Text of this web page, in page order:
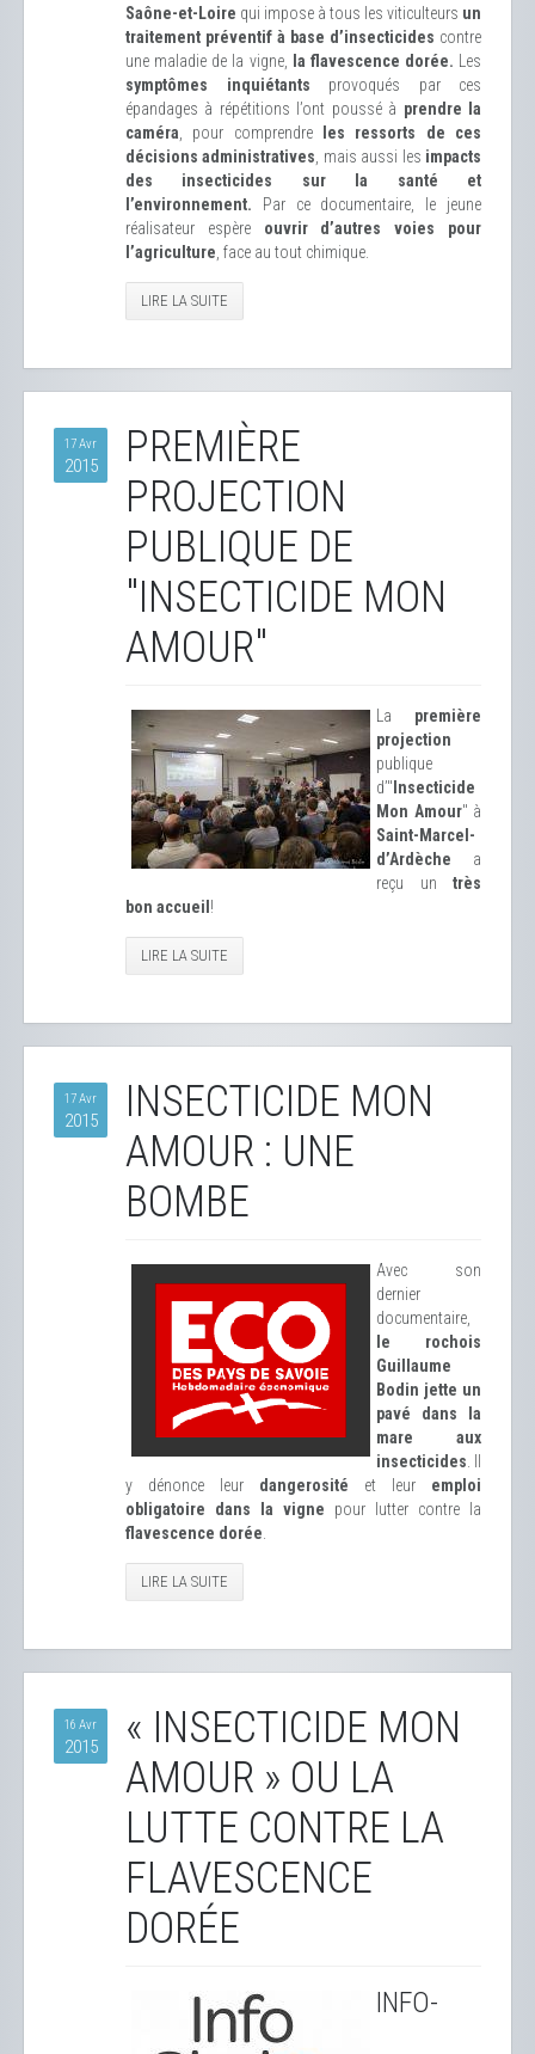
Saône-et-Loire qui impose à tous les viticulteurs un
traitement préventif à base d’insecticides contre
une maladie de la vigne,
la flavescence dorée. Les
symptômes inquiétants provoqués par ces
épandages à répétitions l’ont poussé à prendre la
caméra , pour comprendre
les ressorts de ces
décisions administratives , mais aussi les impacts
des insecticides sur la santé et
l’environnement. Par ce documentaire, le jeune
réalisateur espèreouvrir d’autres voies pour
l’agriculture , face au tout chimique.
LIRE LA SUITE
17 Avr
2015
PREMIÈRE
PROJECTION
PUBLIQUE DE
"INSECTICIDE MON
AMOUR"
La première
projection
publique
d’" Insecticide
Mon Amour" à
Saint-Marcel-
d’Ardèche a
reçu un très
bon accueil !
LIRE LA SUITE
17 Avr
2015
INSECTICIDE MON
AMOUR : UNE
BOMBE
Avec son
dernier
documentaire,
le rochois
Guillaume
Bodin jette un
pavé dans la
mare aux
insecticides
y dénonce leur dangerosité et leur emploi
obligatoire dans la vigne pour lutter contre la
flavescence dorée
LIRE LA SUITE
16 Avr
2015
« INSECTICIDE MON
AMOUR » OU LA
LUTTE CONTRE LA
FLAVESCENCE
DORÉE
INFO-